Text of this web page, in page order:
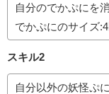
自分のでかぷにを
でかぷにのサイズ
スキル2
自分以外の妖怪ぷ